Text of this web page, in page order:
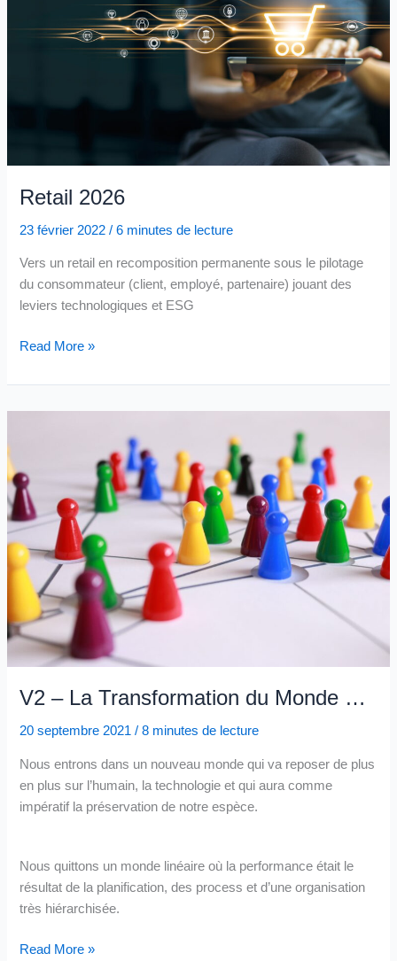
Retail 2026
23 février 2022/6 minutes de lecture
Vers un retail en recomposition permanente sous le pilotage
du consommateur (client, employé, partenaire) jouant des
leviers technologiques et ESG
Retail
Read More »
V2 – La Transformation du Monde …
20 septembre 2021/8 minutes de lecture
Nous entrons dans un nouveau monde qui va reposer de plus
en plus sur l’humain, la technologie et qui aura comme
impératif la préservation de notre espèce.
Nous quittons un monde linéaire où la performance était le
résultat de la planification, des process et d’une organisation
très hiérarchisée.
V2
Read More »